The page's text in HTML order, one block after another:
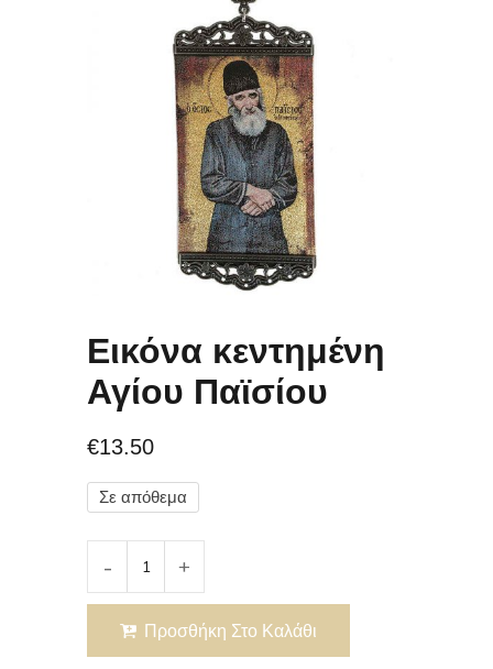
Εικόνα κεντημένη
Αγίου Παϊσίου
€13.50
Σε απόθεμα
Προσθήκη Στο Καλάθι